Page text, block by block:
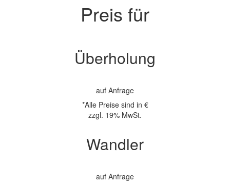
Preis für
Überholung
auf Anfrage
*Alle Preise sind in €
zzgl. 19% MwSt.
Wandler
auf Anfrage